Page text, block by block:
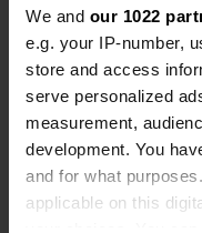
We and our 1022
e.g. your IP-number,
store and access
serve personalized
measurement,
development. You
and for what
applicable on this
Brugge te
een bezoek
gemakken
schoon
Een locatie
We hebben